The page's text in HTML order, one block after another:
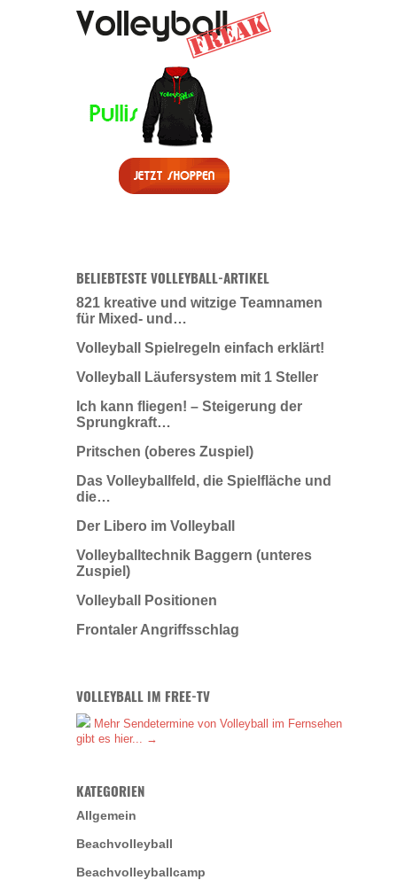
BELIEBTESTE VOLLEYBALL-ARTIKEL
821 kreative und witzige Teamnamen
für Mixed- und…
Volleyball Spielregeln einfach erklärt!
Volleyball Läufersystem mit 1 Steller
Ich kann fliegen! – Steigerung der
Sprungkraft…
Pritschen (oberes Zuspiel)
Das Volleyballfeld, die Spielfläche und
die…
Der Libero im Volleyball
Volleyballtechnik Baggern (unteres
Zuspiel)
Volleyball Positionen
Frontaler Angriffsschlag
VOLLEYBALL IM FREE-TV
Mehr Sendetermine von Volleyball im Fernsehen
gibt es hier... →
KATEGORIEN
Allgemein
Beachvolleyball
Beachvolleyballcamp